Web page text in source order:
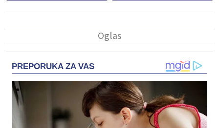
PREPORUKA ZA VAS